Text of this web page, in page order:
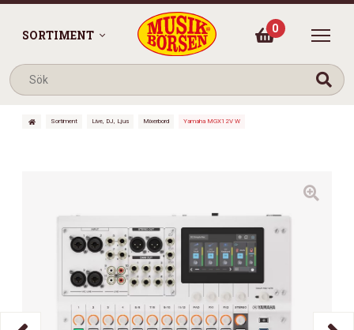
SORTIMENT 0
Sortiment Live, DJ, Ljus Mixerbord Yamaha MGX12V W